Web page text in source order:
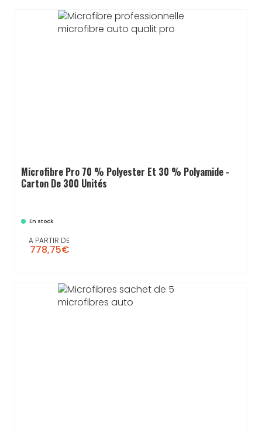
Microfibre Pro 70 % Polyester Et 30 % Polyamide -
Carton De 300 Unités
En stock
A PARTIR DE
778,75€